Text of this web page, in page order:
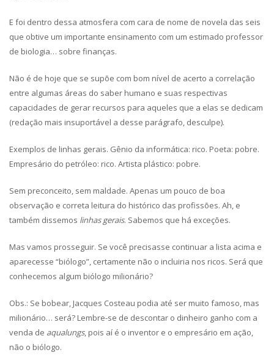
E foi dentro dessa atmosfera com cara de nome de novela das seis
que obtive um importante ensinamento com um estimado professor
de biologia… sobre finanças.
Não é de hoje que se supõe com bom nível de acerto a correlação
entre algumas áreas do saber humano e suas respectivas
capacidades de gerar recursos para aqueles que a elas se dedicam
(redação mais insuportável a desse parágrafo, desculpe).
Exemplos de linhas gerais. Gênio da informática: rico. Poeta: pobre.
Empresário do petróleo: rico. Artista plástico: pobre.
Sem preconceito, sem maldade. Apenas um pouco de boa
observação e correta leitura do histórico das profissões. Ah, e
também dissemos linhas gerais. Sabemos que há exceções.
Mas vamos prosseguir. Se você precisasse continuar a lista acima e
aparecesse “biólogo”, certamente não o incluiria nos ricos. Será que
conhecemos algum biólogo milionário?
Obs.: Se bobear, Jacques Costeau podia até ser muito famoso, mas
milionário… será? Lembre-se de descontar o dinheiro ganho com a
venda de aqualungs, pois aí é o inventor e o empresário em ação,
não o biólogo.